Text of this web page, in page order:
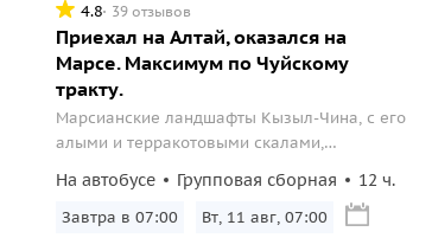
4.8 39 отзывов
Приехал на Алтай, оказался на
Марсе. Максимум по Чуйскому
тракту.
Марсианские ландшафты Кызыл-Чина, с его
алыми и терракотовыми скалами,
незабываемые впечатления.
На автобусе Групповая сборная 12 ч.
Завтра в 07:00 Вт, 11 авг, 07:00